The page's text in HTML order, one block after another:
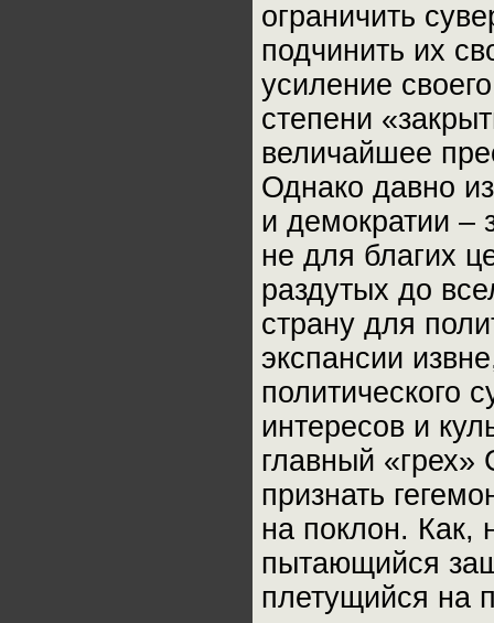
ограничить
подчинить их
усиление
степени
величайшее
Однако давно
и демократии –
не для благих
раздутых до
страну для
экспансии
политического
интересов и
главный «грех»
признать
на поклон. Как,
пытающийся
плетущийся на